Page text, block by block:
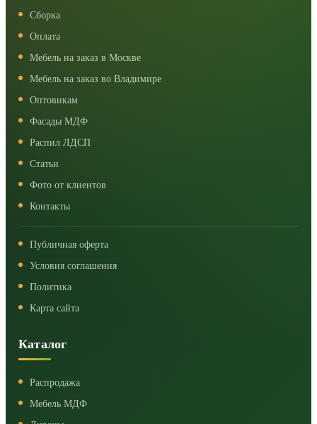
Сборка
Оплата
Мебель на заказ в Москве
Мебель на заказ во Владимире
Оптовикам
Фасады МДФ
Распил ЛДСП
Статьи
Фото от клиентов
Контакты
Публичная оферта
Условия соглашения
Политика
Карта сайта
Каталог
Распродажа
Мебель МДФ